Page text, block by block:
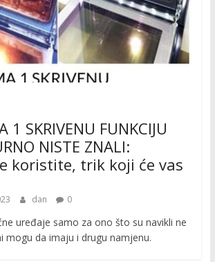
1 SKRIVENU FUNKCIJU
NISTE ZNALI:
koristite, trik koji će vas
dan 0
uređaje samo za ono što su navikli ne
mogu da imaju i drugu namjenu.